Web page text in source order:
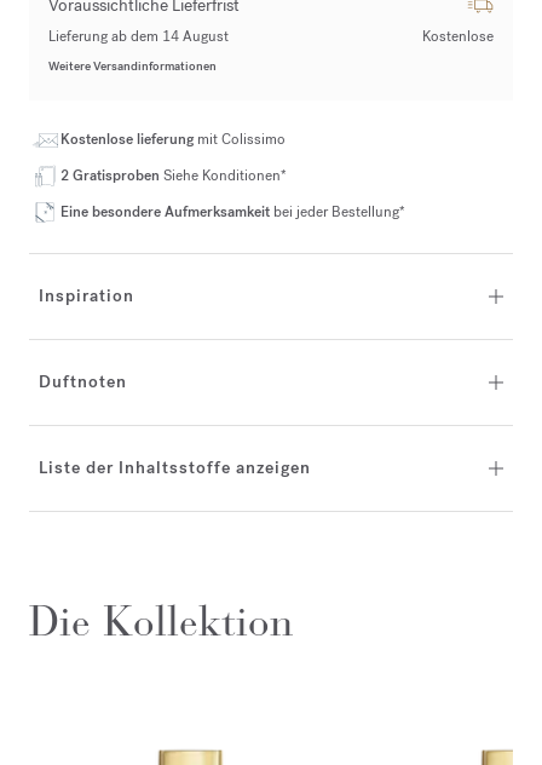
Voraussichtliche Lieferfrist
Lieferung ab dem 14 August Kostenlose
Weitere Versandinformationen
Kostenlose lieferungmit Colissimo
2 Gratisproben Siehe Konditionen*
Eine besondere Aufmerksamkeit bei jeder Bestellung*
Inspiration
Duftnoten
Liste der Inhaltsstoffe anzeigen
Die Kollektion